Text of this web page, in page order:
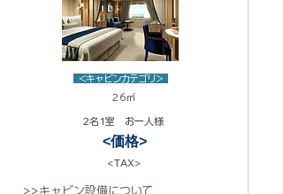
<キャビンカテゴリ>
26㎡
2名1室 お一人様
<価格>
<TAX>
>>キャビン設備について